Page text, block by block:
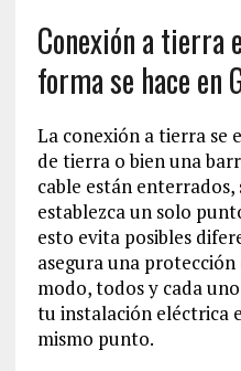
Conexión a tierra
forma se hace en
La conexión a tierra se
de tierra o bien una
cable están enterrados,
establezca un solo
esto evita posibles
asegura una
modo, todos y cada
tu instalación eléctrica
mismo punto.